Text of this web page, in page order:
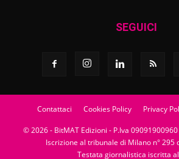
SEGUICI
Contattaci Cookies Policy Privacy
© 2026 - BitMAT Edizioni - P.Iva
Iscrizione al tribunale di Milano n° 295
Testata giornalistica iscritta al